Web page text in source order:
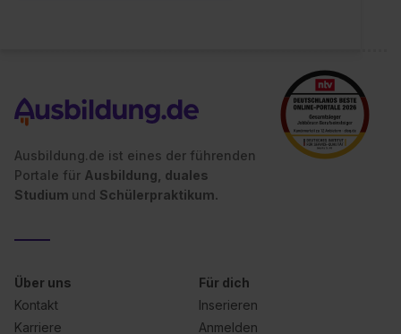
Ausbildung.de ist eines der führenden
Portale für Ausbildung, duales
Studium und Schülerpraktikum.
Über uns
Kontakt
Karriere
Für dich
Inserieren
Anmelden